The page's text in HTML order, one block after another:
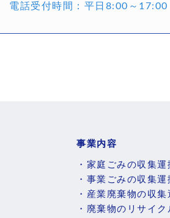
電話受付時間：平日8:00～17:00
事業内容
・家庭ごみの収集運
・事業ごみの収集運
・産業廃棄物の収集
・廃棄物のリサイク